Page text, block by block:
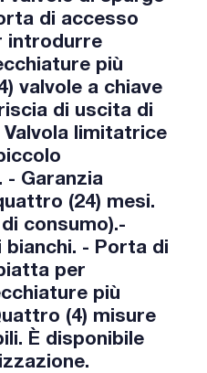
di accesso
introdurre
più
valvole a chiave
di uscita di
limitatrice
- Garanzia
(24) mesi.
consumo).-
- Porta di
per
più
(4) misure
È disponibile